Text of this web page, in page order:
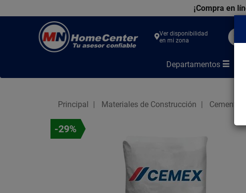
¡Compra en
Center
Ver disponibilidad
en mi zona
Departamentos
Principal Materiales de Construcción Cemento
-29%